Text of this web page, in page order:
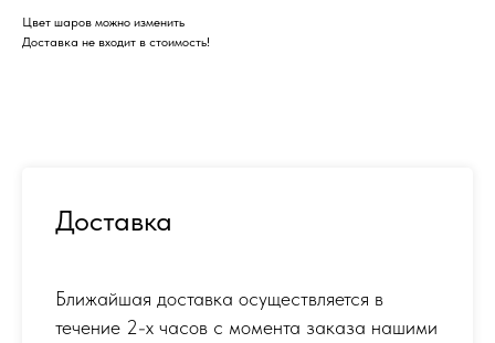
Цвет шаров можно изменить
Доставка не входит в стоимость!
Доставка
Ближайшая доставка осуществляется в
течение 2-х часов с момента заказа нашими